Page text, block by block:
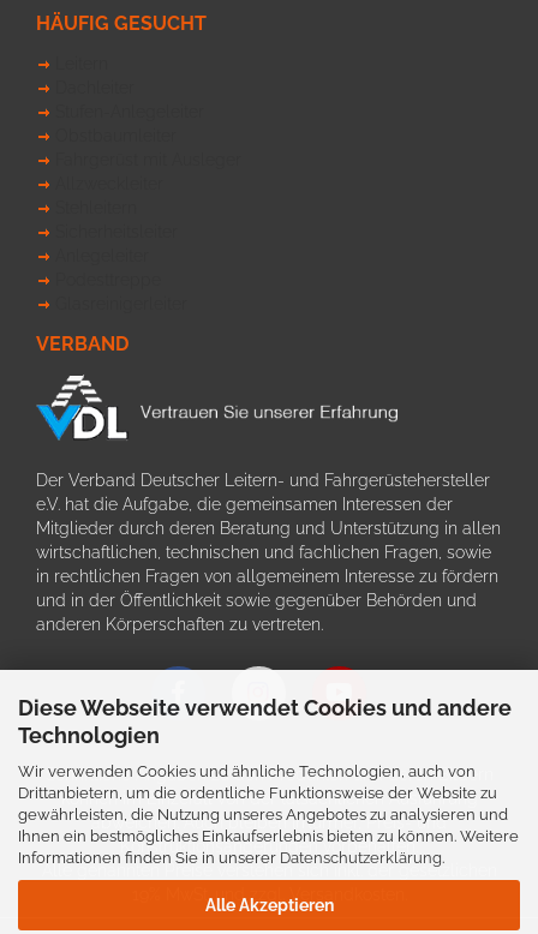
Diese Webseite verwendet Cookies und andere
Technologien
Wir verwenden Cookies und ähnliche Technologien, auch von
Drittanbietern, um die ordentliche Funktionsweise der Website zu
gewährleisten, die Nutzung unseres Angebotes zu analysieren und
Ihnen ein bestmögliches Einkaufserlebnis bieten zu können. Weitere
Informationen finden Sie in unserer Datenschutzerklärung.
Alle Akzeptieren
HÄUFIG GESUCHT
VERBAND
Der Verband Deutscher Leitern- und Fahrgerüstehersteller
e.V. hat die Aufgabe, die gemeinsamen Interessen der
Mitglieder durch deren Beratung und Unterstützung in allen
wirtschaftlichen, technischen und fachlichen Fragen, sowie
in rechtlichen Fragen von allgemeinem Interesse zu fördern
und in der Öffentlichkeit sowie gegenüber Behörden und
anderen Körperschaften zu vertreten.
Schriftliche Angaben zu den Produkten und deren Bildern
können im Einzefall von der tatsächlichen Ausführung
abweichen. Auch bleiben Irrtürmer, Preis- und
Konstruktionsänderungen vorbehalten.
Alle genannten Preise verstehen sich inkl. der gesetzlichen
19% MwSt. und zzgl. Versandkosten.